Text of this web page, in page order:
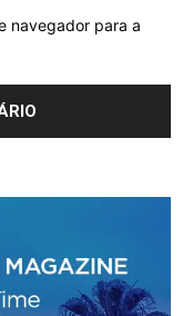
navegador para a